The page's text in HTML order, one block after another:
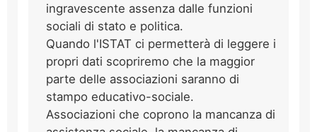
ingravescente assenza dalle funzioni
sociali di stato e politica.
Quando l'ISTAT ci permetterà di leggere i
propri dati scopriremo che la maggior
parte delle associazioni saranno di
stampo educativo-sociale.
Associazioni che coprono la mancanza di